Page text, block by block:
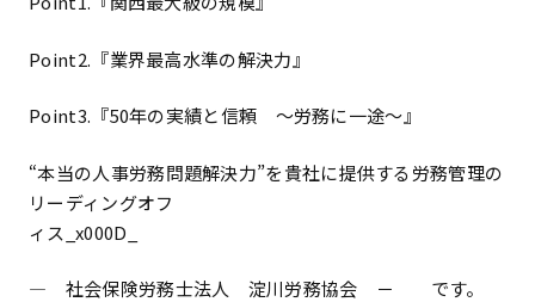
Point2.『業界最高水準の解決力』
Point3.『50年の実績と信頼 ～労務に一途～』
“本当の人事労務問題解決力”を貴社に提供する労務管理の
リーディングオフ
ィス_x000D_
― 社会保険労務士法人 淀川労務協会 － です。